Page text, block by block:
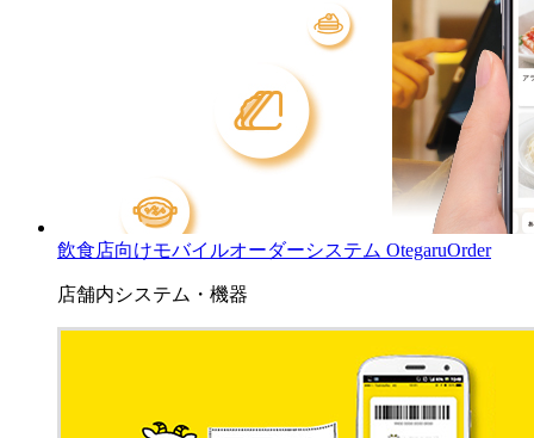
飲食店向けモバイルオーダーシステム OtegaruOrder
店舗内システム・機器